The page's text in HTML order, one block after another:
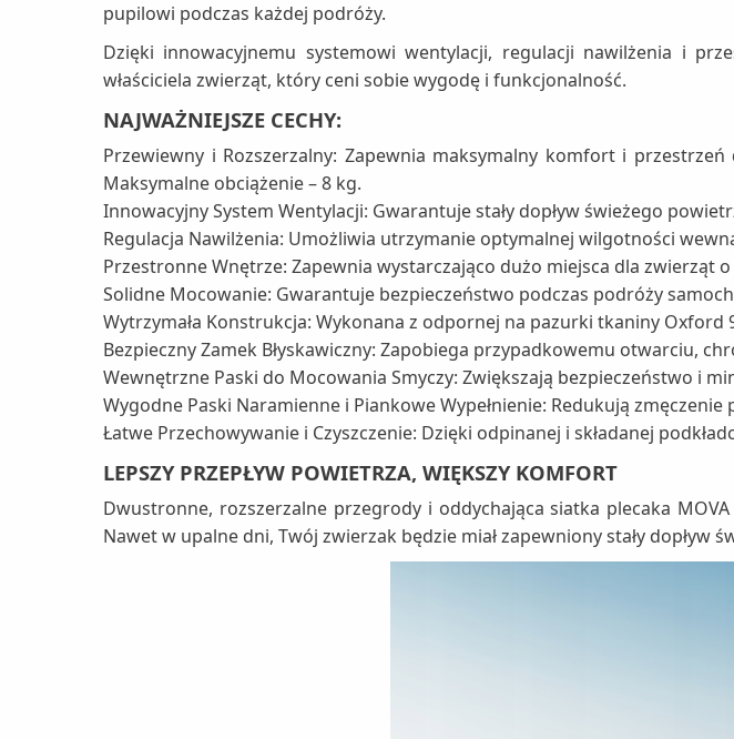
pupilowi podczas każdej podróży.
Dzięki innowacyjnemu systemowi wentylacji, regulacji nawilżenia i
właściciela zwierząt, który ceni sobie wygodę i funkcjonalność.
NAJWAŻNIEJSZE CECHY:
Przewiewny i Rozszerzalny: Zapewnia maksymalny komfort i
Maksymalne obciążenie – 8 kg.
Innowacyjny System Wentylacji: Gwarantuje stały dopływ świeżego
Regulacja Nawilżenia: Umożliwia utrzymanie optymalnej wilgotności
Przestronne Wnętrze: Zapewnia wystarczająco dużo miejsca dla zwierząt
Solidne Mocowanie: Gwarantuje bezpieczeństwo podczas podróży
Wytrzymała Konstrukcja: Wykonana z odpornej na pazurki tkaniny Oxford
Bezpieczny Zamek Błyskawiczny: Zapobiega przypadkowemu otwarciu,
Wewnętrzne Paski do Mocowania Smyczy: Zwiększają bezpieczeństwo i
Wygodne Paski Naramienne i Piankowe Wypełnienie: Redukują zmęczenie
Łatwe Przechowywanie i Czyszczenie: Dzięki odpinanej i składanej
LEPSZY PRZEPŁYW POWIETRZA, WIĘKSZY KOMFORT
Dwustronne, rozszerzalne przegrody i oddychająca siatka plecaka
Nawet w upalne dni, Twój zwierzak będzie miał zapewniony stały